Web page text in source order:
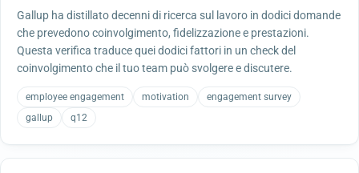
Gallup ha distillato decenni di ricerca sul lavoro in dodici domande
che prevedono coinvolgimento, fidelizzazione e prestazioni.
Questa verifica traduce quei dodici fattori in un check del
coinvolgimento che il tuo team può svolgere e discutere.
employee engagement motivation
engagement survey
gallup
q12